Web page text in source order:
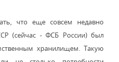
что еще совсем недавно
(сейчас - ФСБ России) был
хранилищем. Такую